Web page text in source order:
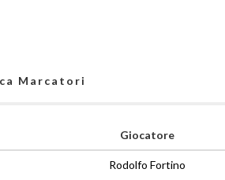
Marcatori
Giocatore
Rodolfo Fortino